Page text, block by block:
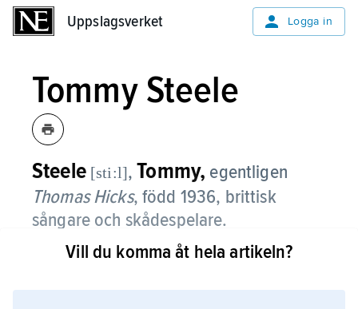
Uppslagsverket Logga in
Tommy Steele
Steele [sti:l],Tommy, egentligen
Thomas Hicks,född 1936, brittisk
sångare och skådespelare.
Tommy Steele slog igenom 1956 och
Vill du komma åt hela artikeln?